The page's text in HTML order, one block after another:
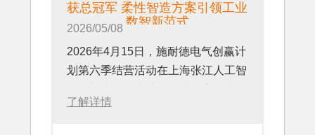
获总冠军 柔性智造方案引领工业
数智新范式
2026/05/08
2026年4月15日，施耐德电气创赢计
划第六季结营活动在上海张江人工智
艾动信息科技有限公司与施耐德电气
了解详情